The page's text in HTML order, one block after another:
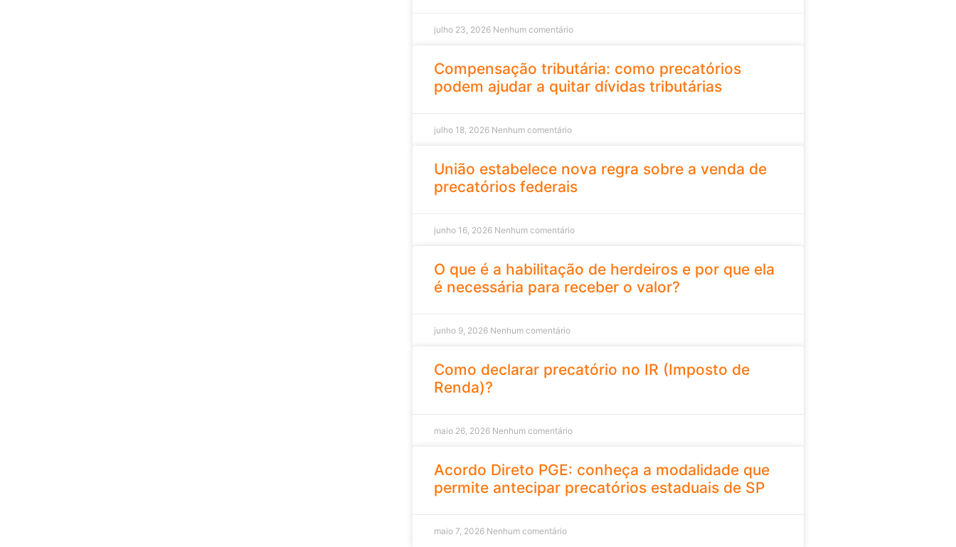
julho 23, 2026 Nenhum comentário
Compensação tributária: como precatórios
podem ajudar a quitar dívidas tributárias
julho 18, 2026 Nenhum comentário
União estabelece nova regra sobre a venda de
precatórios federais
junho 16, 2026 Nenhum comentário
O que é a habilitação de herdeiros e por que ela
é necessária para receber o valor?
junho 9, 2026 Nenhum comentário
Como declarar precatório no IR (Imposto de
Renda)?
maio 26, 2026 Nenhum comentário
Acordo Direto PGE: conheça a modalidade que
permite antecipar precatórios estaduais de SP
maio 7, 2026 Nenhum comentário